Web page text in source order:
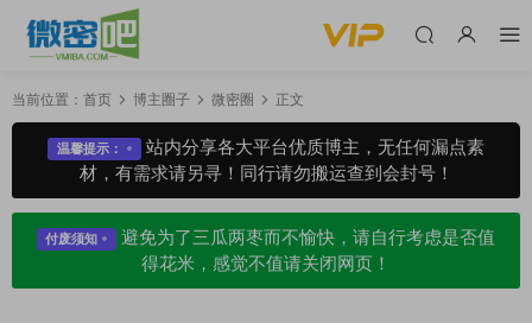
当前位置： 首页 博主圈子 微密圈 正文
温馨提示：
站内分享各大平台优质博主，无任何漏点素
材，有需求请另寻！同行请勿搬运查到会封号！
付废须知
避免为了三瓜两枣而不愉快，请自行考虑是否值
得花米，感觉不值请关闭网页！